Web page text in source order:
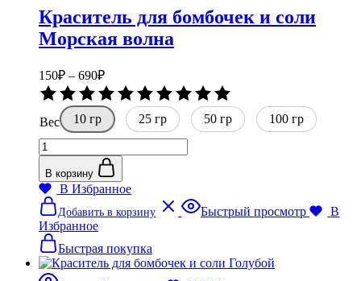
странице
товара.
Краситель для бомбочек и соли
Морская волна
150₽ – 690₽Диапазон
цен:
150₽
690₽
0
из
5
Вес 10 гр 25 гр 50 гр
100 гр
Количество
товара
Краситель
для
бомбочек
и
соли
Морская
волна
В корзину
В Избранное
Добавить в корзину
Этот
товар
вариаций.
Быстрый просмотр
В
Избранное
Быстрая покупка